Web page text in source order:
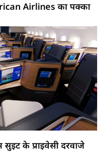
Airlines का पक्का
के प्राइवेसी दरवाजे